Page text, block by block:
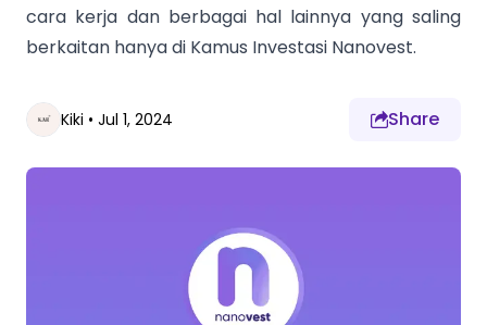
cara kerja dan berbagai hal lainnya yang saling
berkaitan hanya di Kamus Investasi Nanovest.
Kiki • Jul 1, 2024 Share